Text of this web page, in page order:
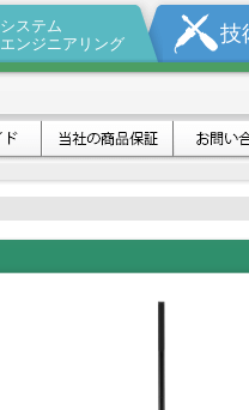
システム
エンジニアリング
技